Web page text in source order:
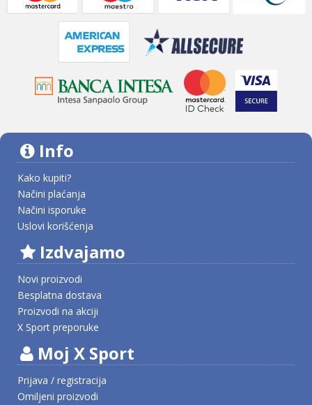
Info
Kako kupiti?
Načini plaćanja
Načini isporuke
Uslovi korišćenja
Izdvajamo
Novi proizvodi
Besplatna dostava
Proizvodi na akciji
X Sport preporuke
Moj X Sport
Prijava / registracija
Omiljeni proizvodi